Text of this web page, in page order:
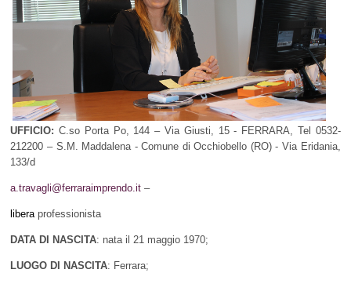
UFFICIO:C.so Porta Po, 144 – Via Giusti, 15 - FERRARA, Tel 0532-
212200 – S.M. Maddalena - Comune di Occhiobello (RO) - Via Eridania,
133/d
a.travagli@ferraraimprendo.it –
libera professionista
DATA DI NASCITA: nata il 21 maggio 1970;
LUOGO DI NASCITA: Ferrara;